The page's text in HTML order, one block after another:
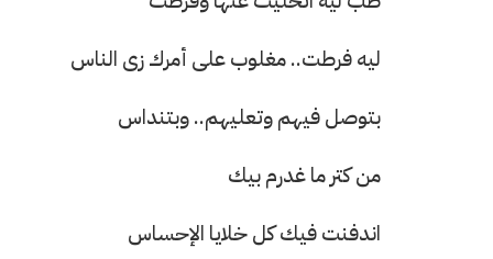
ليه فرطت.. مغلوب على أمرك زى الناس
بتوصل فيهم وتعليهم.. وبتنداس
من كتر ما غدرم بيك
اندفنت فيك كل خلايا الإحساس